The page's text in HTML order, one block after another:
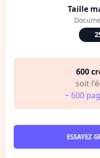
Taille
600
soit
~ 600
ESSAYEZ